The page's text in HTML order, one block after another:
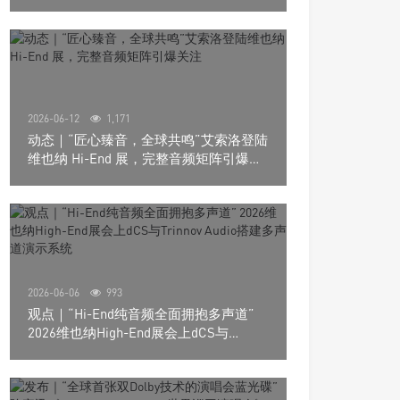
2026-06-12 1,171
动态｜“匠心臻音，全球共鸣”艾索洛登陆
维也纳 Hi-End 展，完整音频矩阵引爆关
2026-06-06 993
观点｜“Hi-End纯音频全面拥抱多声道”
2026维也纳High-End展会上dCS与